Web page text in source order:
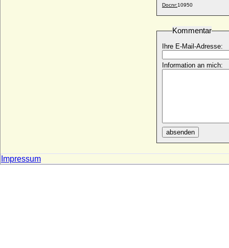
Docnr:10950
Kommentar
Ihre E-Mail-Adresse:
Information an mich:
absenden
Impressum